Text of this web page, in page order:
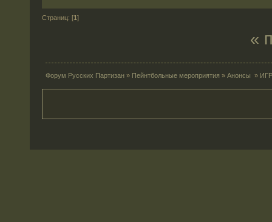
Страниц: [1 ]
«
Форум Русских Партизан » Пейнтбольные мероприятия »Анонсы »